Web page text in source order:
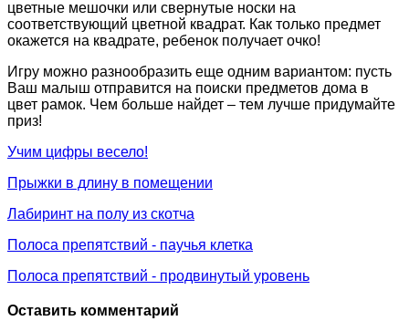
цветные мешочки или свернутые носки на
соответствующий цветной квадрат. Как только предмет
окажется на квадрате, ребенок получает очко!
Игру можно разнообразить еще одним вариантом: пусть
Ваш малыш отправится на поиски предметов дома в
цвет рамок. Чем больше найдет – тем лучше придумайте
приз!
Учим цифры весело!
Прыжки в длину в помещении
Лабиринт на полу из скотча
Полоса препятствий - паучья клетка
Полоса препятствий - продвинутый уровень
Оставить комментарий